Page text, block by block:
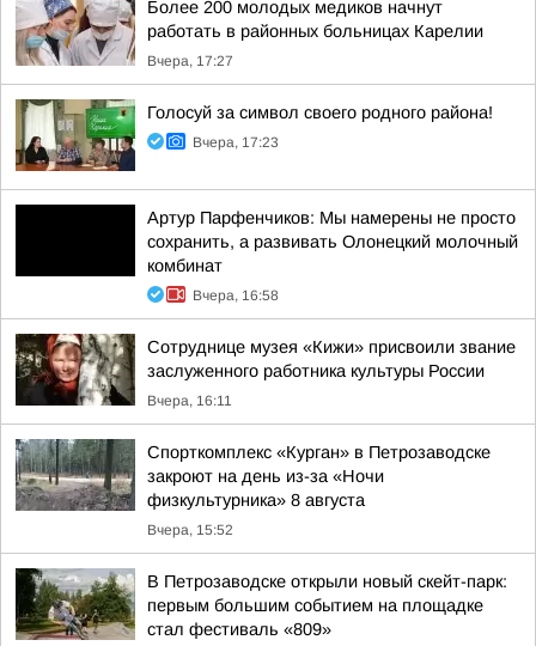
Более 200 молодых медиков начнут
работать в районных больницах Карелии
Вчера, 17:27
Голосуй за символ своего родного района!
Вчера, 17:23
Артур Парфенчиков: Мы намерены не просто
сохранить, а развивать Олонецкий молочный
комбинат
Вчера, 16:58
Сотруднице музея «Кижи» присвоили звание
заслуженного работника культуры России
Вчера, 16:11
Спорткомплекс «Курган» в Петрозаводске
закроют на день из-за «Ночи
физкультурника» 8 августа
Вчера, 15:52
В Петрозаводске открыли новый скейт-парк:
первым большим событием на площадке
стал фестиваль «809»